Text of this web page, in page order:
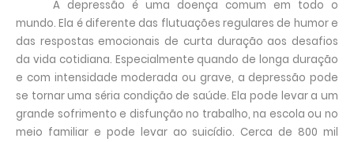
A depressão é uma doença comum em todo o
mundo. Ela é diferente das flutuações regulares de humor e
das respostas emocionais de curta duração aos desafios
da vida cotidiana. Especialmente quando de longa duração
e com intensidade moderada ou grave, a depressão pode
se tornar uma séria condição de saúde. Ela pode levar a um
grande sofrimento e disfunção no trabalho, na escola ou no
meio familiar e pode levar ao suicídio. Cerca de 800 mil